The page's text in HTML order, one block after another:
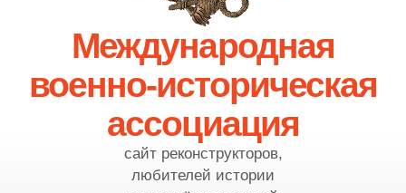
Международная
военно-историческая
ассоциация
сайт реконструкторов,
любителей истории